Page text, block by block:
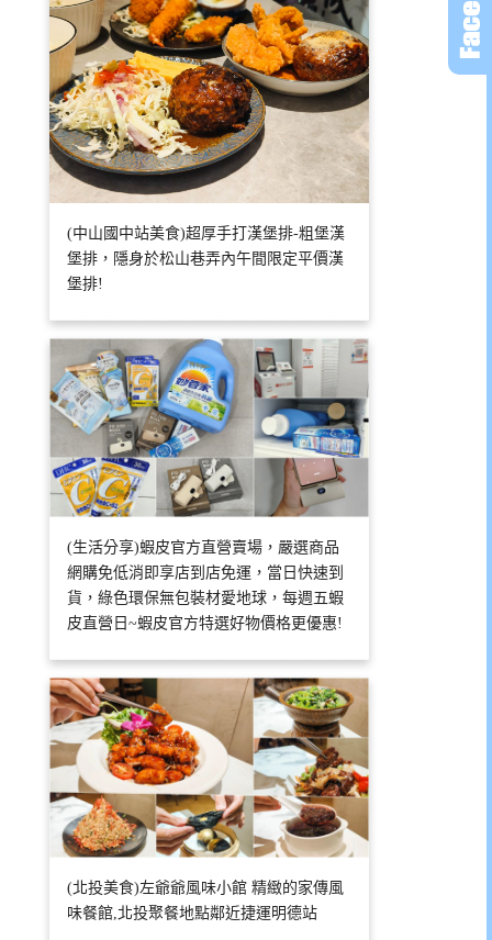
(中山國中站美食)超厚手打漢堡排-粗堡漢
堡排，隱身於松山巷弄內午間限定平價漢
堡排!
(生活分享)蝦皮官方直營賣場，嚴選商品
網購免低消即享店到店免運，當日快速到
貨，綠色環保無包裝材愛地球，每週五蝦
皮直營日~蝦皮官方特選好物價格更優惠!
(北投美食)左爺爺風味小館 精緻的家傳風
味餐館,北投聚餐地點鄰近捷運明德站